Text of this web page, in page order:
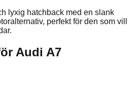
lyxig hatchback med en slank
perfekt för den som vill
Audi A7